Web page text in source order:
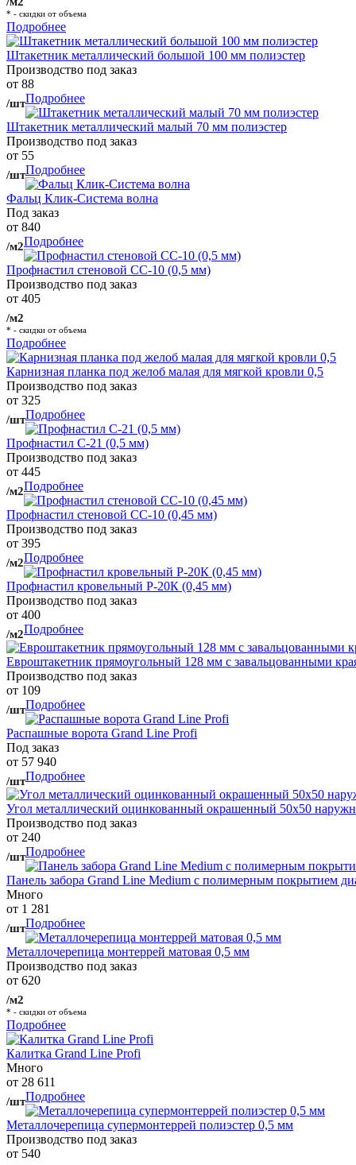
* - скидки от объема
Подробнее
Штакетник металлический большой 100 мм полиэстер
Производство под заказ
от 88
/штПодробнее
Штакетник металлический малый 70 мм полиэстер
Производство под заказ
от 55
/штПодробнее
Фальц Клик-Система волна
Под заказ
от 840
/м2Подробнее
Профнастил стеновой СС-10 (0,5 мм)
Производство под заказ
от 405
/м2
* - скидки от объема
Подробнее
Карнизная планка под желоб малая для мягкой кровли 0,5
Производство под заказ
от 325
/штПодробнее
Профнастил С-21 (0,5 мм)
Производство под заказ
от 445
/м2Подробнее
Профнастил стеновой СС-10 (0,45 мм)
Производство под заказ
от 395
/м2Подробнее
Профнастил кровельный Р-20К (0,45 мм)
Производство под заказ
от 400
/м2Подробнее
Евроштакетник прямоугольный 128 мм с завальцованными
Производство под заказ
от 109
/штПодробнее
Распашные ворота Grand Line Profi
Под заказ
от 57 940
/штПодробнее
Угол металлический оцинкованный окрашенный 50х50
Производство под заказ
от 240
/штПодробнее
Панель забора Grand Line Medium с полимерным покрытием
Много
от 1 281
/штПодробнее
Металлочерепица монтеррей матовая 0,5 мм
Производство под заказ
от 620
/м2
* - скидки от объема
Подробнее
Калитка Grand Line Profi
Много
от 28 611
/штПодробнее
Металлочерепица супермонтеррей полиэстер 0,5 мм
Производство под заказ
от 540